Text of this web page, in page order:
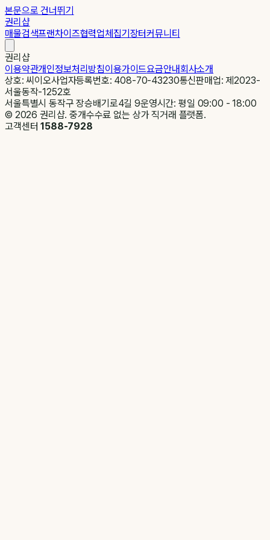
본문으로 건너뛰기
권리샵
매물검색프랜차이즈협력업체집기장터커뮤니티
권리샵
이용약관개인정보처리방침이용가이드요금안내회사소개
상호: 씨이오사업자등록번호: 408-70-43230통신판매업: 제2023-
서울동작-1252호
서울특별시 동작구 장승배기로4길 9운영시간: 평일 09:00 - 18:00
© 2026 권리샵. 중개수수료 없는 상가 직거래 플랫폼.
고객센터1588-7928